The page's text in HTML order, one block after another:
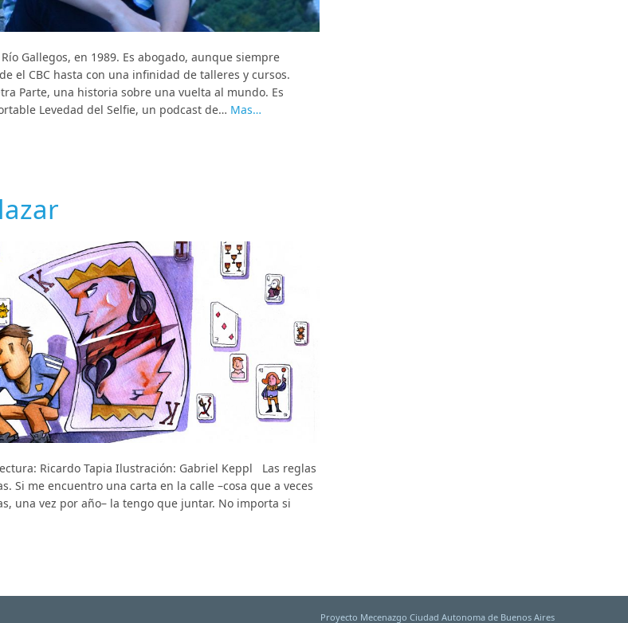
Gallegos, en 1989. Es abogado, aunque siempre
el CBC hasta con una infinidad de talleres y cursos.
Parte, una historia sobre una vuelta al mundo. Es
Levedad del Selfie, un podcast de… Mas…
Ricardo Tapia Ilustración: Gabriel Keppl Las reglas
Si me encuentro una carta en la calle –cosa que a veces
una vez por año– la tengo que juntar. No importa si
Proyecto Mecenazgo Ciudad Autonoma de Buenos Aires